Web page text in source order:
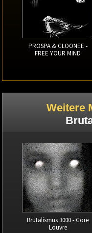
PROSPA & CLOONEE -
FREE YOUR MIND
Weitere
Brutalismus 3000 - Gore
Louvre